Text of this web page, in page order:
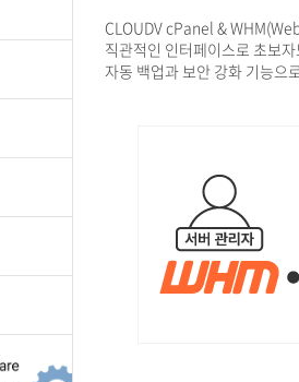
CLOUDV cPanel &
직관적인 인터페이스로 초보
자동 백업과 보안 강화 기능으